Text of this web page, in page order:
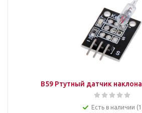
B59 Ртутный датчик
Есть в наличии